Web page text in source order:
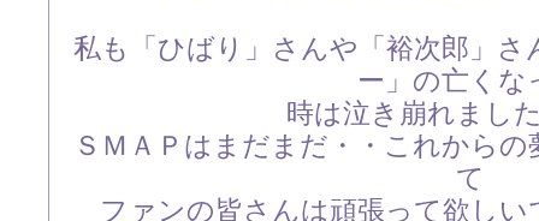
私も「ひばり」さんや「裕次郎」
ー」の亡くな
時は泣き崩れまし
ＳＭＡＰはまだまだ・・これから
て
ファンの皆さんは頑張って欲し